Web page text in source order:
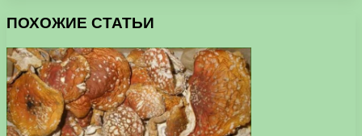
ПОХОЖИЕ СТАТЬИ